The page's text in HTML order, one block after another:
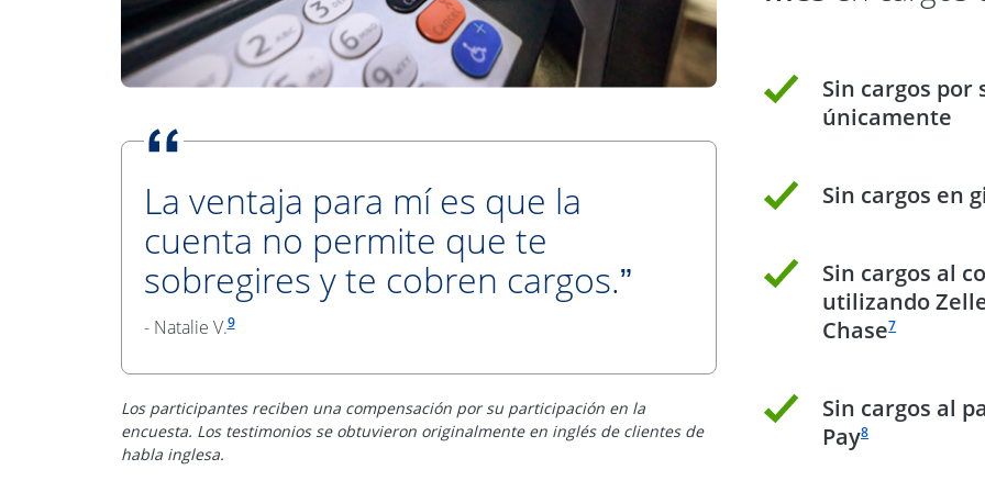
La ventaja para mí es que la
cuenta no permite que te
sobregires y te cobren cargos.”
- Natalie V.9
Enlace en la misma página a la referencia a pie de página 9
Los participantes reciben una compensación por su participación en la
encuesta. Los testimonios se obtuvieron originalmente en inglés de clientes de
habla inglesa.
marcas de
Sin cargos por
únicamente
marcas de
Sin cargos en
marcas de
Sin cargos al
utilizando
Chase7
Enlace en la
marcas de
Sin cargos al
Pay8
Enlace en la